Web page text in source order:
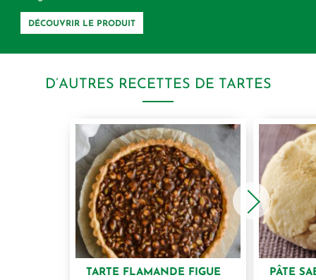
DÉCOUVRIR LE PRODUIT
D’AUTRES RECETTES DE TARTES
TARTE FLAMANDE FIGUE
PÂTE